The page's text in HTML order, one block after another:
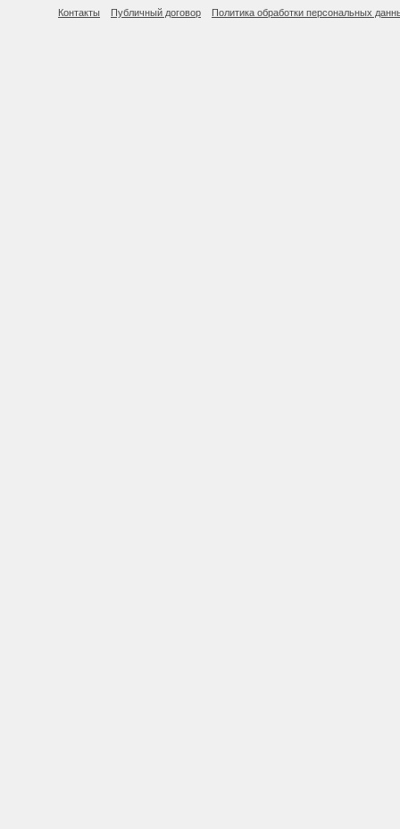
Контакты Публичный договор Политика обработки персональных